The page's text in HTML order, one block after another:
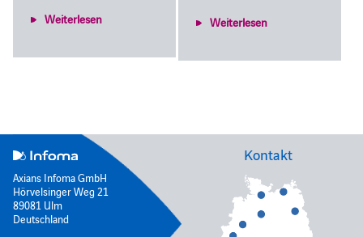
Weiterlesen
Weiterlesen
Axians Infoma GmbH
Hörvelsinger Weg 21
89081 Ulm
Deutschland
Kontakt